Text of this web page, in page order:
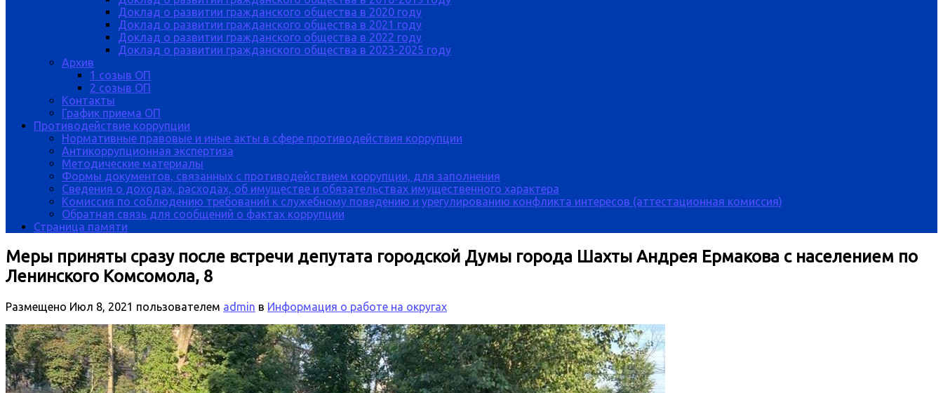
Доклад о развитии гражданского общества в 2020 году
Доклад о развитии гражданского общества в 2021 году
Доклад о развитии гражданского общества в 2022 году
Доклад о развитии гражданского общества в 2023-2025 году
Архив
1 созыв ОП
2 созыв ОП
Контакты
График приема ОП
Противодействие коррупции
Нормативные правовые и иные акты в сфере противодействия коррупции
Антикоррупционная экспертиза
Методические материалы
Формы документов, связанных с противодействием коррупции, для заполнения
Сведения о доходах, расходах, об имуществе и обязательствах имущественного характера
Комиссия по соблюдению требований к служебному поведению и урегулированию конфликта интересов (аттестационная комиссия)
Обратная связь для сообщений о фактах коррупции
Страница памяти
Меры приняты сразу после встречи депутата городской Думы города Шахты Андрея Ермакова с населением по
Ленинского Комсомола, 8
Размещено Июл 8, 2021 пользователем admin в Информация о работе на округах